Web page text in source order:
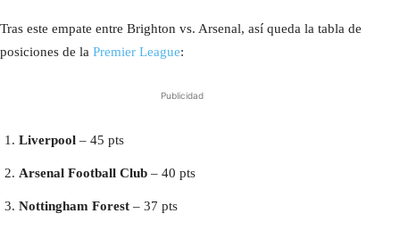
Tras este empate entre Brighton vs. Arsenal, así queda la tabla de
posiciones de la Premier League:
Publicidad
Liverpool – 45 pts
Arsenal Football Club – 40 pts
Nottingham Forest – 37 pts